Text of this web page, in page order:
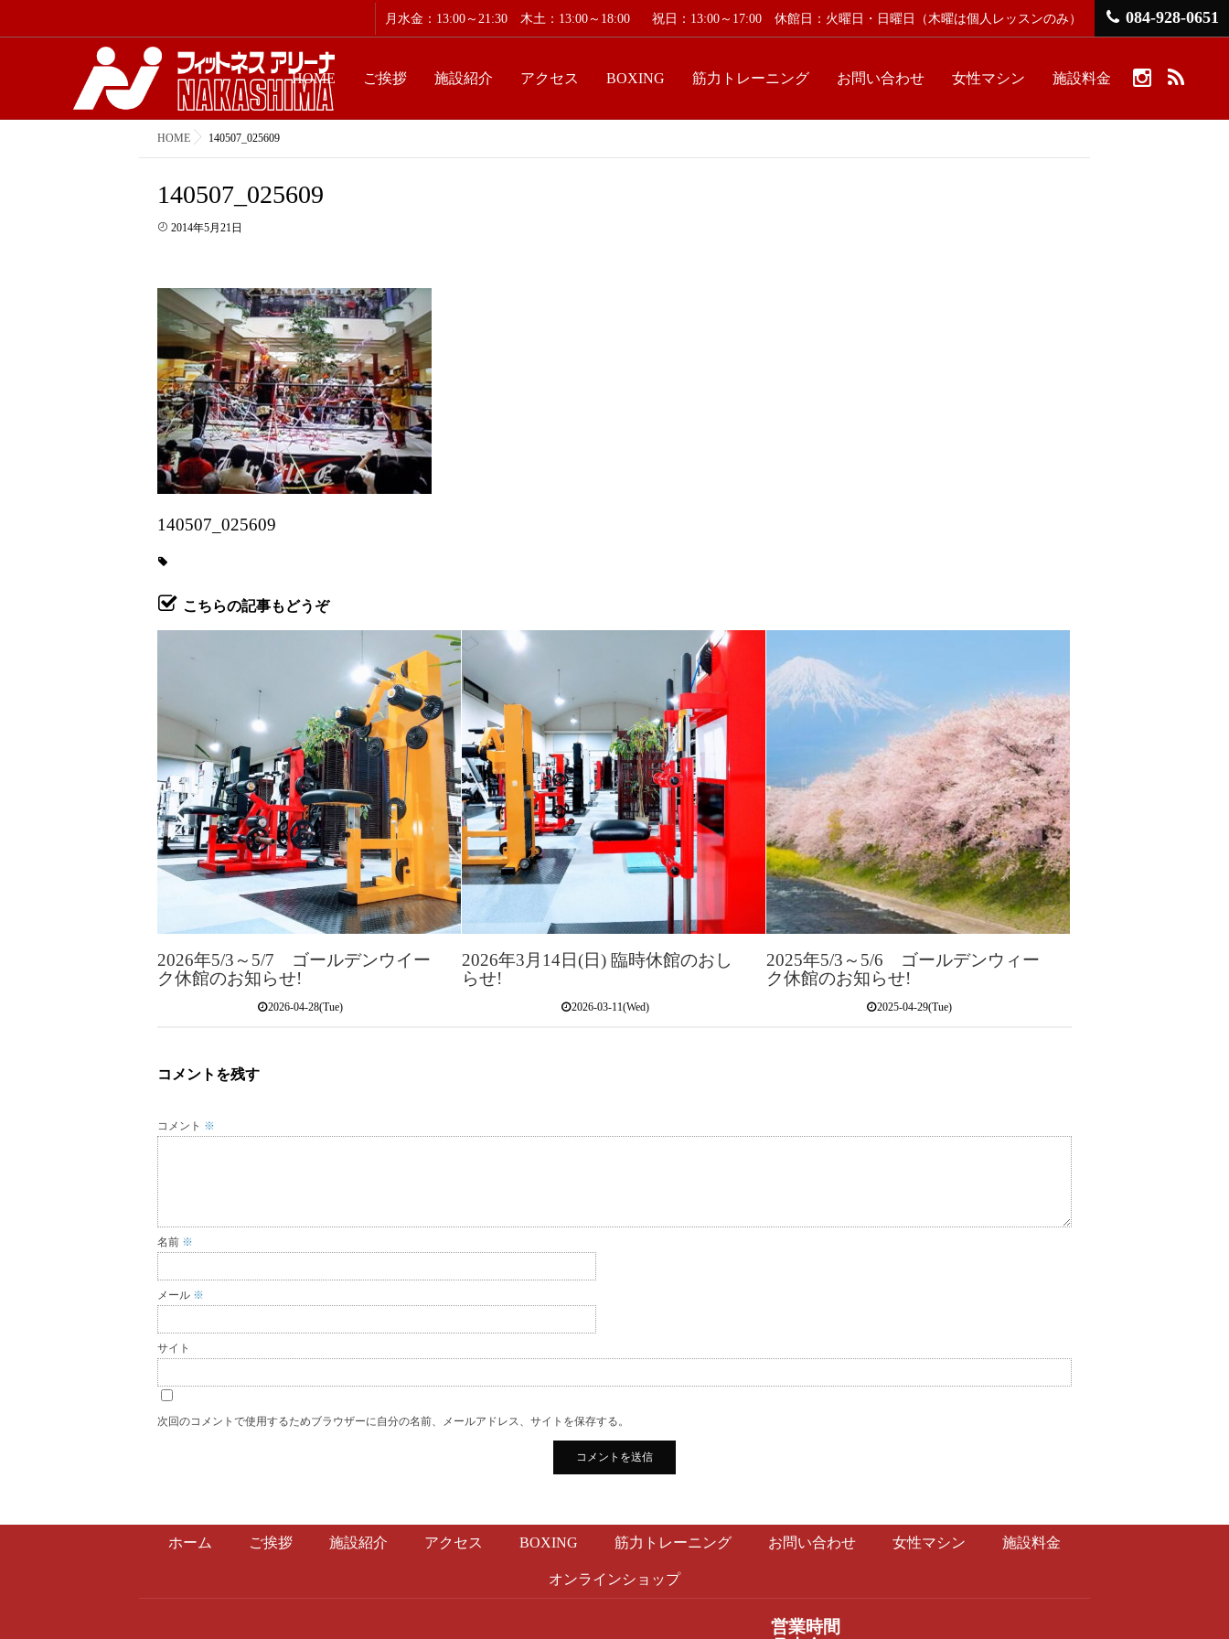
月水金：13:00～21:30 木土：13:00～18:00 祝日：13:00～17:00 休館日：火曜日・日曜日 （木曜は個人レッスンのみ） 084-928-0651
HOME ご挨拶 施設紹介 アクセス BOXING 筋力トレーニング お問い合わせ 女性マシン 施設料金
HOME 140507_025609
140507_025609
2014年5月21日
140507_025609
こちらの記事もどうぞ
2026年5/3～5/7 ゴールデンウイー
ク休館のお知らせ!
2026-04-28(Tue)
2026年3月14日(日) 臨時休館のおし
らせ!
2026-03-11(Wed)
2025年5/3～5/6 ゴールデンウィー
ク休館のお知らせ!
2025-04-29(Tue)
コメントを残す
コメント ※
名前 ※
メール ※
サイト
次回のコメントで使用するためブラウザーに自分の名前、メールアドレス、サイトを保存する。
ホーム ご挨拶 施設紹介 アクセス BOXING 筋力トレーニング お問い合わせ 女性マシン 施設料金
オンラインショップ
営業時間